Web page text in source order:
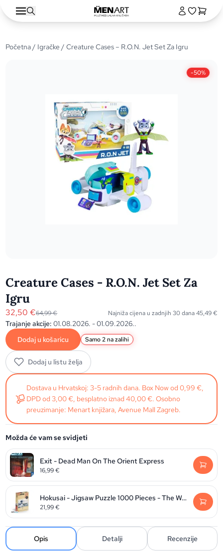
Početna/ Igračke / Creature Cases – R.O.N. Jet Set Za Igru
-50%
Creature Cases - R.O.N. Jet Set Za
Igru
32,50€64,99€ Najniža cijena u zadnjih 30 dana45,49€
Trajanje akcije: 01.08.2026. - 01.09.2026..
Dodaj u košaricu
Samo 2 na zalihi
Dodaj u listu želja
Dostava u Hrvatskoj: 3-5 radnih dana. Box Now od 0,99 €,
DPD od 3,00 €, besplatno iznad 40,00 €. Osobno
preuzimanje: Menart knjižara, Avenue Mall Zagreb.
Možda će vam se svidjeti
Exit - Dead Man On The Orient Express
16,99€
Hokusai - Jigsaw Puzzle 1000 Pieces - The Wave Of Kanagawa
21,99€
Opis Detalji Recenzije